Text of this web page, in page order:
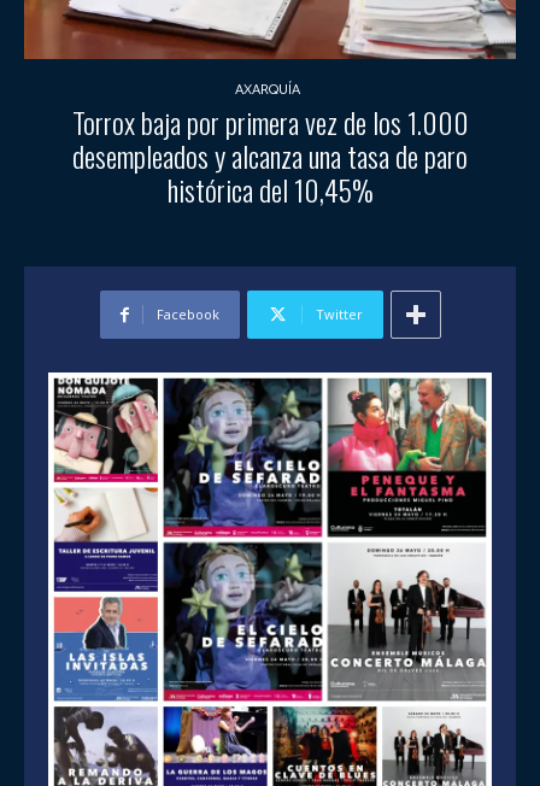
AXARQUÍA
Torrox baja por primera vez de los 1.000
desempleados y alcanza una tasa de paro
histórica del 10,45%
Facebook Twitter